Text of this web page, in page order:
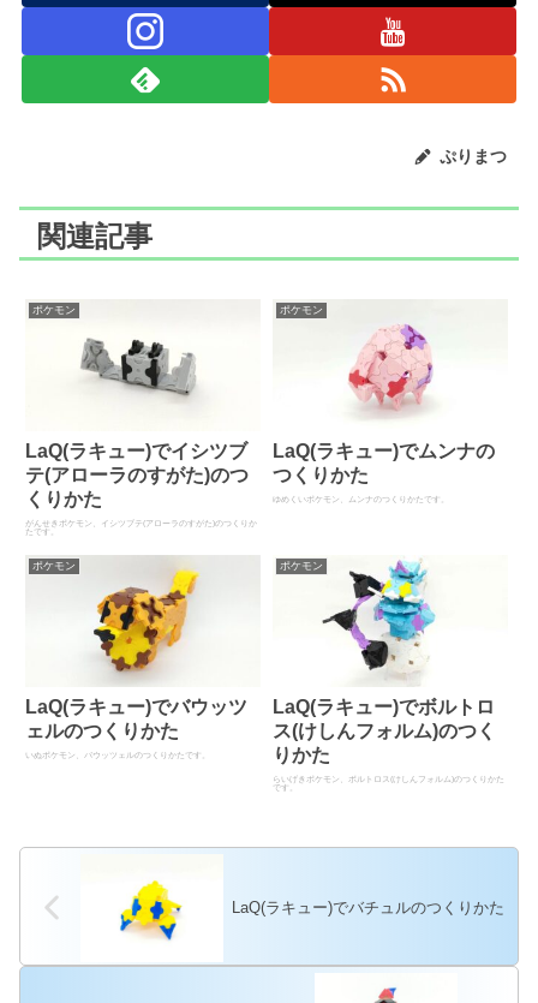
ぷりまつ
関連記事
ポケモン
LaQ(ラキュー)でイシツブ
テ(アローラのすがた)のつ
くりかた
がんせきポケモン、イシツブテ(アローラのすがた)のつくりか
たです。
ポケモン
LaQ(ラキュー)でムンナの
つくりかた
ゆめくいポケモン、ムンナのつくりかたです。
ポケモン
LaQ(ラキュー)でバウッツ
ェルのつくりかた
いぬポケモン、バウッツェルのつくりかたです。
ポケモン
LaQ(ラキュー)でボルトロ
ス(けしんフォルム)のつく
りかた
らいげきポケモン、ボルトロス(けしんフォルム)のつくりかた
です。
LaQ(ラキュー)でバチュルのつくりかた